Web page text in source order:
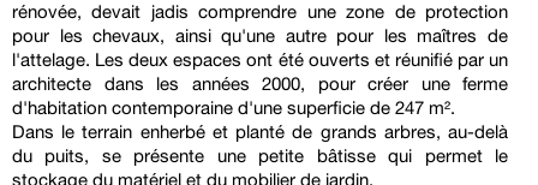
rénovée, devait jadis comprendre une zone de protection
pour les chevaux, ainsi qu'une autre pour les maîtres de
l'attelage. Les deux espaces ont été ouverts et réunifié par un
architecte dans les années 2000, pour créer une ferme
d'habitation contemporaine d'une superficie de 247 m².
Dans le terrain enherbé et planté de grands arbres, au-delà
du puits, se présente une petite bâtisse qui permet le
stockage du matériel et du mobilier de jardin.